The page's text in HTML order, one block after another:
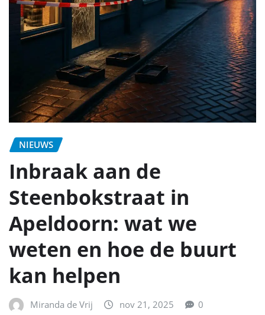
NIEUWS
Inbraak aan de
Steenbokstraat in
Apeldoorn: wat we
weten en hoe de buurt
kan helpen
Miranda de Vrij nov 21, 2025 0